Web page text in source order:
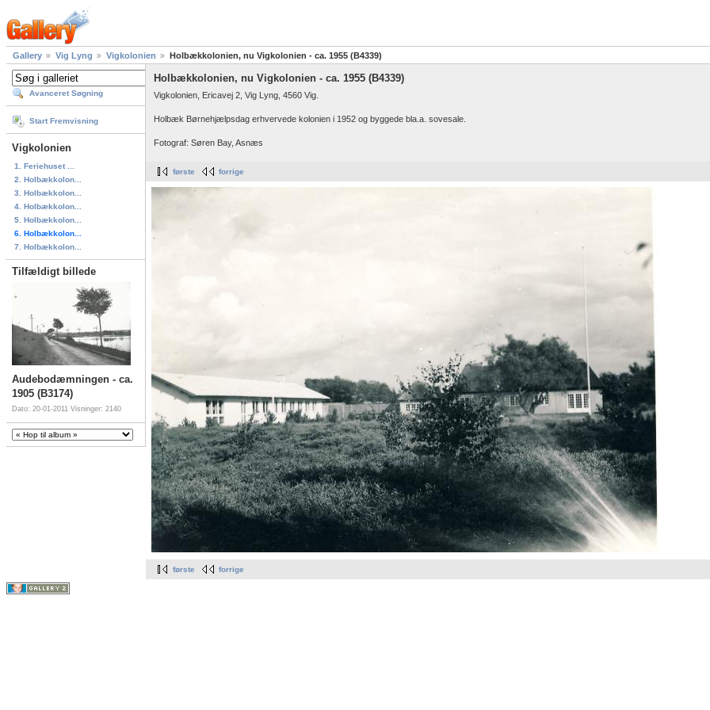
Gallery Vig Lyng Vigkolonien Holbækkolonien, nu Vigkolonien - ca. 1955 (B4339)
Avanceret Søgning
Start Fremvisning
Vigkolonien
1. Feriehuset ...
2. Holbækkolon...
3. Holbækkolon...
4. Holbækkolon...
5. Holbækkolon...
6. Holbækkolon...
7. Holbækkolon...
Tilfældigt billede
Audebodæmningen - ca.
1905 (B3174)
Dato: 20-01-2011 Visninger: 2140
Holbækkolonien, nu Vigkolonien - ca. 1955 (B4339)
Vigkolonien, Ericavej 2, Vig Lyng, 4560 Vig.
Holbæk Børnehjælpsdag erhvervede kolonien i 1952 og byggede bla.a. sovesale.
Fotograf: Søren Bay, Asnæs
første forrige
første forrige